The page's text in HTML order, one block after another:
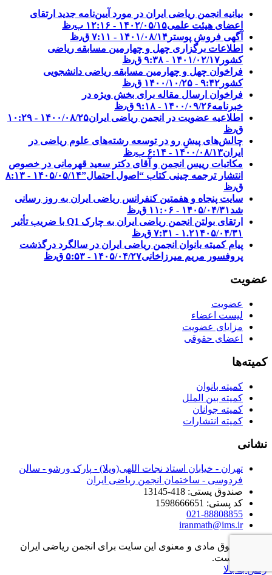
بیانیه انجمن ریاضی ایران در مورد آیین‌نامه جدید ارتقای
اعضای هیئت علمی۱۴۰۲/۰۵/۱۵ - ۱۲:۱۶ ب٫ظ
آگهی فروش پوستر ۱۴۰۱/۰۸/۱۴ - ۷:۱۱ ق٫ظ
اطلاعات برگزاری چهل و چهارمین مسابقه ریاضی
کشور ۱۴۰۱/۰۲/۱۷ - ۹:۳۸ ق٫ظ
فراخوان چهل و چهارمین مسابقه ریاضی دانشجویی
کشور‎‎ ۱۴۰۰/۱۰/۲۵ - ۹:۴۲ ق٫ظ
فراخوان ارسال مقاله برای بخش ویژه در
خبرنامه۱۴۰۰/۰۹/۲۶ - ۹:۱۸ ق٫ظ
اطلاعیه عضویت در انجمن ریاضی ایران
۱۴۰۰/۰۸/۲۵ - ۱۰:۲۹
ق٫ظ
چالش‌های پیشِ رو در توسعه رشته‌های علوم ریاضی در
ایران۱۴۰۰/۰۸/۱۳ - ۶:۱۴ ب٫ظ
مکاتبات رییس انجمن و آقای دکتر سعید قهرمانی در خصوص
انتشار ترجمه چینی کتاب “اصول احتمال”
۱۴۰۵/۰۵/۱۴ - ۸:۱۳
ق٫ظ
سایت پنجاه و هفمتین کنفرانس ریاضی ایران به روز رسانی
شد۱۴۰۵/۰۴/۳۱ - ۱۱:۰۶ ق٫ظ
ارتقای بولتن انجمن ریاضی ایران به چارک Q1 با ضریب تأثیر
۱.۲۱۴۰۵/۰۴/۳۱ - ۷:۳۱ ق٫ظ
پیام کمیته بانوان انجمن ریاضی ایران در سالگرد درگذشت
پروفسور مریم میرزاخانی۱۴۰۵/۰۴/۲۷ - ۵:۵۳ ق٫ظ
عضویت
عضویت
لیست اعضاء
مزایای عضویت
اعضای حقوقی
کمیته‌ها
کمیته بانوان
کمیته بین الملل
کمیته جوانان
کمیته انتشارات
نشانی
تهران - خیابان استاد نجات اللهی(ویلا) - پارک ورشو - سالن
فردوسی - ساختمان انجمن ریاضی ایران
صندوق پستی: 418-13145
کد پستی: 1598666651
021-88808855
iranmath@ims.ir
تمامی حقوق مادی و معنوی این سایت برای انجمن ریاضی ایران
محفوظ است.
رفتن به بالا